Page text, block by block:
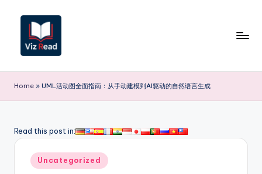
content
iz
R
a
Home » UML活动图全面指南：从手动建模到AI驱动的自然语言生成
Read this post in:
Posted
in
Uncategorized